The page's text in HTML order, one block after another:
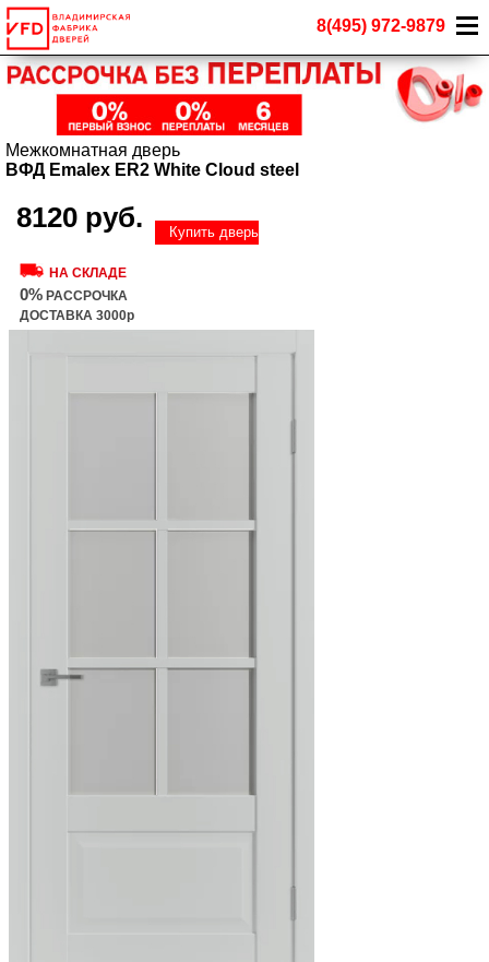
8(495) 972-9879
Межкомнатная дверь
ВФД Emalex ER2 White Cloud steel
8120 руб. Купить дверь
НА СКЛАДЕ
0% РАССРОЧКА
ДОСТАВКА 3000р